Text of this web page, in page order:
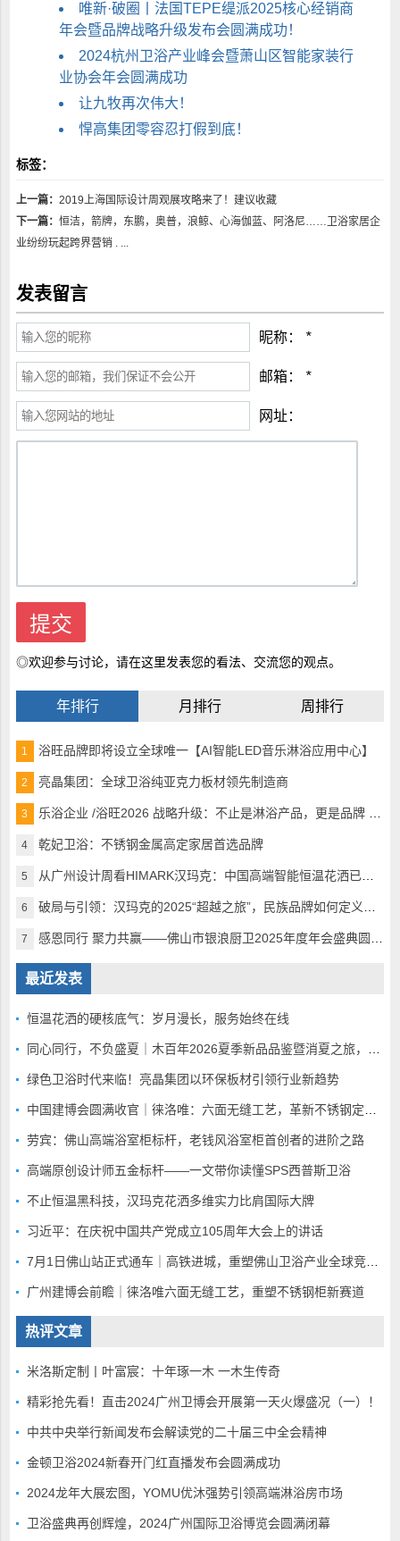
唯新·破圈丨法国TEPE缇派2025核心经销商
年会暨品牌战略升级发布会圆满成功！
2024杭州卫浴产业峰会暨萧山区智能家装行
业协会年会圆满成功
让九牧再次伟大！
悍高集团零容忍打假到底！
标签：
上一篇： 2019上海国际设计周观展攻略来了！建议收藏
下一篇： 恒洁，箭牌，东鹏，奥普，浪鲸、心海伽蓝、阿洛尼……卫浴家居企
业纷纷玩起跨界营销 . ...
发表留言
昵称： *
邮箱： *
网址：
◎欢迎参与讨论，请在这里发表您的看法、交流您的观点。
年排行 月排行 周排行
1 浴旺品牌即将设立全球唯一【AI智能LED音乐淋浴应用中心】
2 亮晶集团：全球卫浴纯亚克力板材领先制造商
3 乐浴企业 /浴旺2026 战略升级：不止是淋浴产品，更是品牌 + 生活方式的引领者
4 乾妃卫浴：不锈钢金属高定家居首选品牌
5 从广州设计周看HIMARK汉玛克：中国高端智能恒温花洒已完美超越
6 破局与引领：汉玛克的2025“超越之旅”，民族品牌如何定义全球高奢沐浴
7 感恩同行 聚力共赢——佛山市银浪厨卫2025年度年会盛典圆满落幕
最近发表
恒温花洒的硬核底气：岁月漫长，服务始终在线
同心同行，不负盛夏｜木百年2026夏季新品品鉴暨消夏之旅，静候全国家人赴蓉
绿色卫浴时代来临！亮晶集团以环保板材引领行业新趋势
中国建博会圆满收官｜徕洛唯：六面无缝工艺，革新不锈钢定制赛道
劳宾：佛山高端浴室柜标杆，老钱风浴室柜首创者的进阶之路
高端原创设计师五金标杆——一文带你读懂SPS西普斯卫浴
不止恒温黑科技，汉玛克花洒多维实力比肩国际大牌
习近平：在庆祝中国共产党成立105周年大会上的讲话
7月1日佛山站正式通车｜高铁进城，重塑佛山卫浴产业全球竞争底盘
广州建博会前瞻｜徕洛唯六面无缝工艺，重塑不锈钢柜新赛道
热评文章
米洛斯定制丨叶富宸：十年琢一木 一木生传奇
精彩抢先看！直击2024广州卫博会开展第一天火爆盛况（一）！
中共中央举行新闻发布会解读党的二十届三中全会精神
金顿卫浴2024新春开门红直播发布会圆满成功
2024龙年大展宏图，YOMU优沐强势引领高端淋浴房市场
卫浴盛典再创辉煌，2024广州国际卫浴博览会圆满闭幕